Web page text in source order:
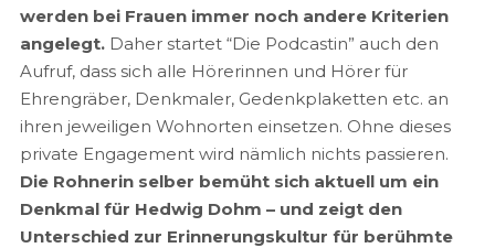
werden bei Frauen immer noch andere Kriterien
angelegt. Daher startet “Die Podcastin” auch den
Aufruf, dass sich alle Hörerinnen und Hörer für
Ehrengräber, Denkmaler, Gedenkplaketten etc. an
ihren jeweiligen Wohnorten einsetzen. Ohne dieses
private Engagement wird nämlich nichts passieren.
Die Rohnerin selber bemüht sich aktuell um ein
Denkmal für Hedwig Dohm – und zeigt den
Unterschied zur Erinnerungskultur für berühmte